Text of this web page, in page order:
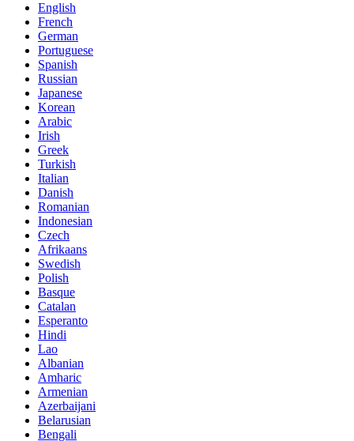
English
French
German
Portuguese
Spanish
Russian
Japanese
Korean
Arabic
Irish
Greek
Turkish
Italian
Danish
Romanian
Indonesian
Czech
Afrikaans
Swedish
Polish
Basque
Catalan
Esperanto
Hindi
Lao
Albanian
Amharic
Armenian
Azerbaijani
Belarusian
Bengali